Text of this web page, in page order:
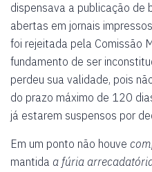
dispensava a publicação de
abertas em jornais
foi rejeitada pela Comissão
fundamento de ser
perdeu sua validade, pois
do prazo máximo de 120
já estarem suspensos por
Em um ponto não houve
mantida a fúria